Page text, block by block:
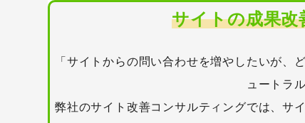
サイトの成果
「サイトからの問い合わせを増やしたいが
ュートラ
弊社のサイト改善コンサルティングでは、サ